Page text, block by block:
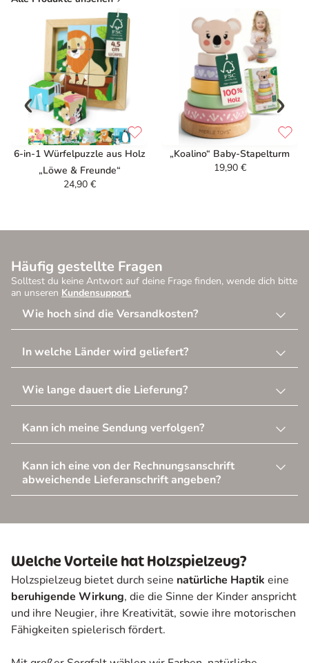
6-in-1 Würfelpuzzle aus Holz
„Löwe & Freunde“
24,90 €
„Koalino“ Baby-Stapelturm
19,90 €
Häufig gestellte Fragen
Solltest du keine Antwort auf deine Frage finden, wende dich bitte
an unseren Kundensupport.
Wie hoch sind die Versandkosten?
In welche Länder wird geliefert?
Wie lange dauert die Lieferung?
Kann ich meine Sendung verfolgen?
Kann ich eine von der Rechnungsanschrift
abweichende Lieferanschrift angeben?
Welche Vorteile hat Holzspielzeug?
Holzspielzeug bietet durch seine natürliche Haptik eine
beruhigende Wirkung, die die Sinne der Kinder anspricht
und ihre Neugier, ihre Kreativität, sowie ihre motorischen
Fähigkeiten spielerisch fördert.